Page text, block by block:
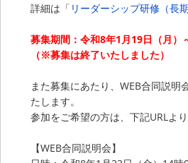
詳細は「 リーダーシップ研修（長期
募集期間：令和8年1月19日（月）
（※募集は終了いたしました）
また募集にあたり、WEB合同説明
たします。
参加をご希望の方は、下記URLよ
【WEB合同説明会】